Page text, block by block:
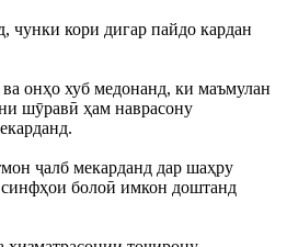
чунки кори дигар пайдо кардан
онҳо хуб медонанд, ки маъмулан
шӯравӣ ҳам наврасону
ҷалб мекарданд дар шаҳру
болоӣ имкон доштанд